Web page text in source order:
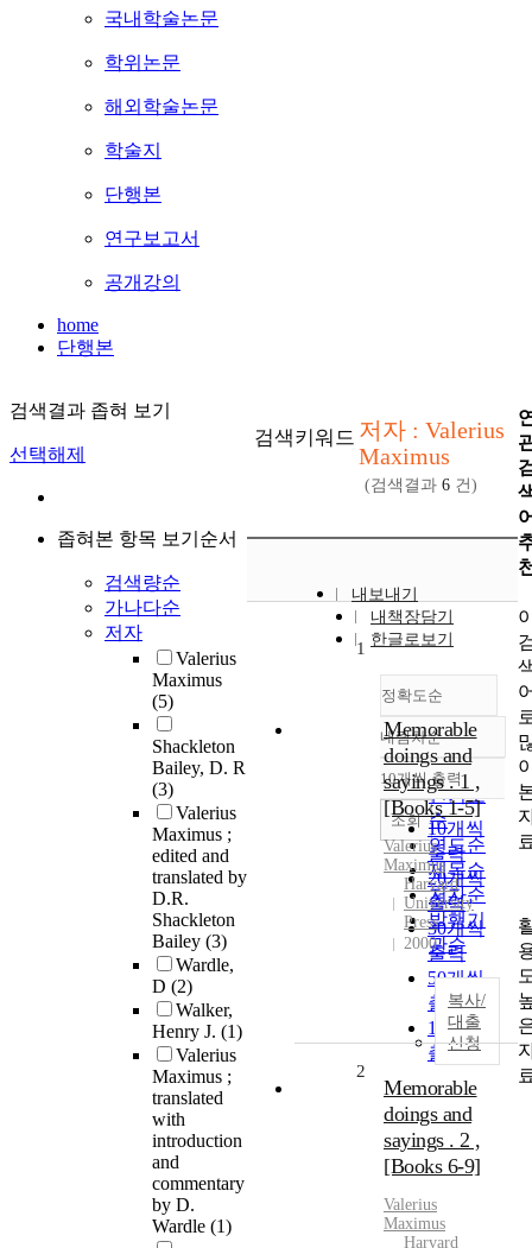
국내학술논문
학위논문
해외학술논문
학술지
단행본
연구보고서
공개강의
home
단행본
검색결과 좁혀 보기
선택해제
좁혀본 항목 보기순서
검색량순
가나다순
저자
Valerius
Maximus
(5)
Shackleton
Bailey, D. R
(3)
Valerius
Maximus ;
edited and
translated by
D.R.
Shackleton
Bailey (3)
Wardle,
D (2)
Walker,
Henry J. (1)
Valerius
Maximus ;
translated
with
introduction
and
commentary
by D.
Wardle (1)
검색키워드 저자 : Valerius
Maximus
(검색결과 6 건)
내보내기
내책장담기
한글로보기
정확도순
정확도
순
인기도
순
연도순
제목순
저자순
발행기
관순
내림차순
내림차순
10개씩 출력
10개씩
출력
20개씩
출력
30개씩
출력
50개씩
출력
100개씩
출력
조회
1
Memorable
doings and
sayings . 1 ,
[Books 1-5]
Valerius
Maximus
Harvard
University
Press
2000
복사/
대출
신청
2
Memorable
doings and
sayings . 2 ,
[Books 6-9]
Valerius
Maximus
Harvard